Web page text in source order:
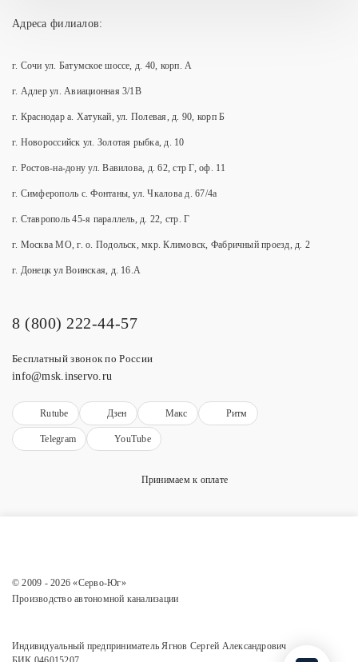
© 2009 - 2026 «Серво-Юг»
Производство автономной канализации
Индивидуальный предприниматель Ягнов Сергей Александрович
Адреса филиалов:
г. Сочи ул. Батумское шоссе, д. 40, корп. А
г. Адлер ул. Авиационная 3/1В
г. Краснодар а. Хатукай, ул. Полевая, д. 90, корп Б
г. Новороссийск ул. Золотая рыбка, д. 10
г. Ростов-на-дону ул. Вавилова, д. 62, стр Г, оф. 11
г. Симферополь с. Фонтаны, ул. Чкалова д. 67/4а
г. Ставрополь 45-я параллель, д. 22, стр. Г
г. Москва МО, г. о. Подольск, мкр. Климовск, Фабричный проезд, д. 2
г. Донецк ул Воинская, д. 16.А
8 (800) 222-44-57
Бесплатный звонок по России
info@msk.inservo.ru
Rutube Дзен Макс Ритм
Telegram YouTube
Принимаем к оплате